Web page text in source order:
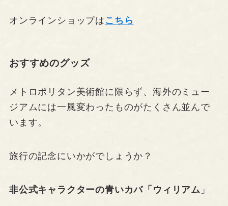
オンラインショップは こちら
おすすめのグッズ
メトロポリタン美術館に限らず、海外のミュー
ジアムには一風変わったものがたくさん並んで
います。
旅行の記念にいかがでしょうか？
非公式キャラクターの青いカバ「ウィリアム 」